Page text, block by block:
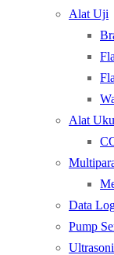
Alat Uji
Alat
Data
Pump